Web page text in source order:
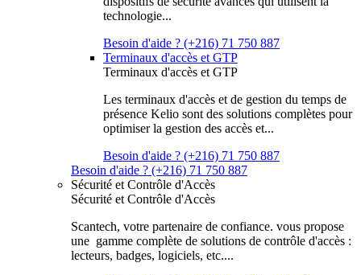
technologie...
Besoin d'aide ? (+216) 71 750 887
Terminaux d'accès et GTP
Terminaux d'accès et GTP
Les terminaux d'accès et de gestion du temps de
présence Kelio sont des solutions complètes pour
optimiser la gestion des accès et...
Besoin d'aide ? (+216) 71 750 887
Besoin d'aide ? (+216) 71 750 887
Sécurité et Contrôle d'Accès
Sécurité et Contrôle d'Accès
Scantech, votre partenaire de confiance. vous propose
une gamme complète de solutions de contrôle d'accès :
lecteurs, badges, logiciels, etc....